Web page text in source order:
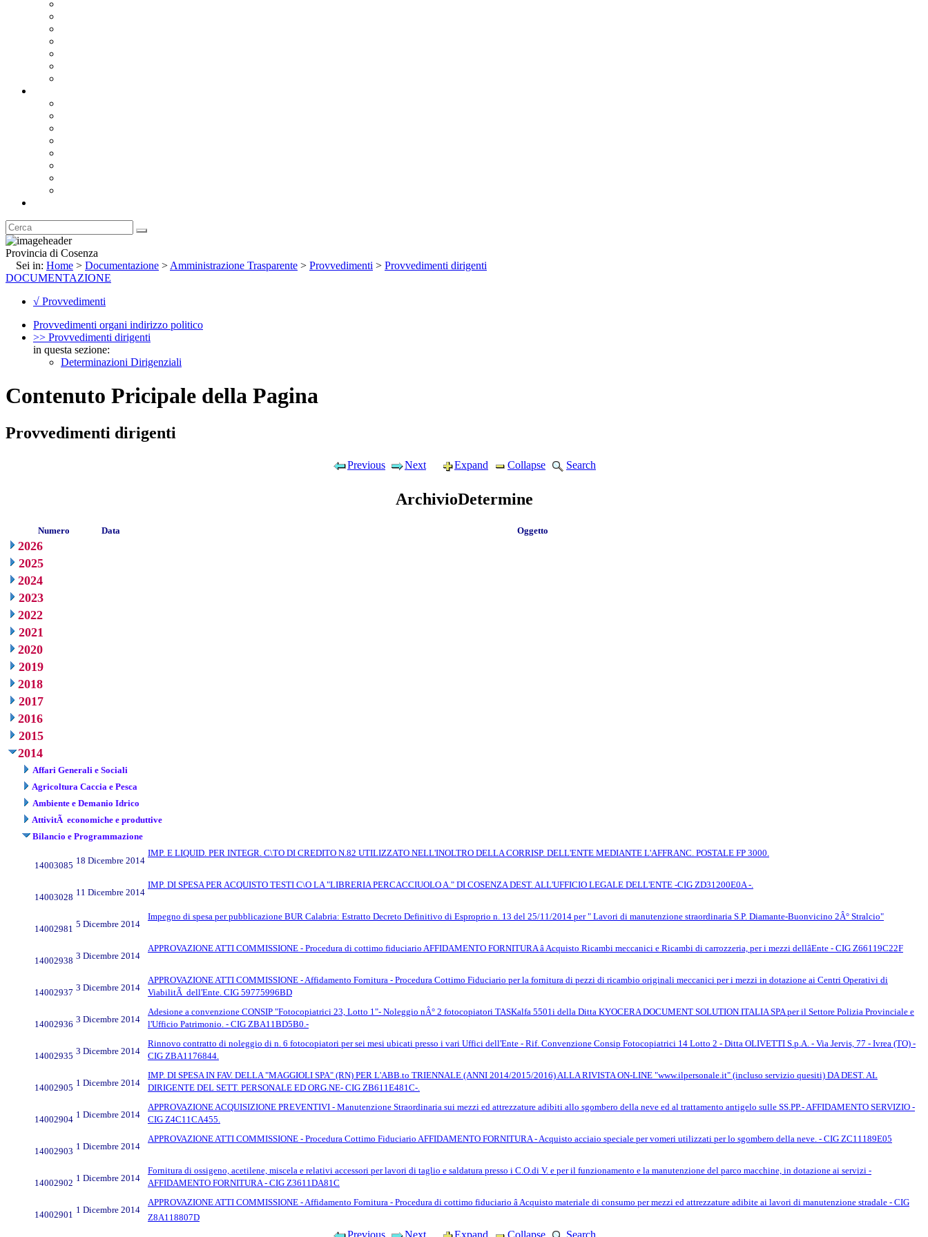
Provincia di Cosenza
Sei in: Home > Documentazione > Amministrazione Trasparente > Provvedimenti > Provvedimenti dirigenti
DOCUMENTAZIONE
√ Provvedimenti
Provvedimenti organi indirizzo politico
>> Provvedimenti dirigenti
in questa sezione:
Determinazioni Dirigenziali
Contenuto Pricipale della Pagina
Provvedimenti dirigenti
Previous Next Expand Collapse Search
ArchivioDetermine
Numero Data Oggetto
2026
2025
2024
2023
2022
2021
2020
2019
2018
2017
2016
2015
2014
Affari Generali e Sociali
Agricoltura Caccia e Pesca
Ambiente e Demanio Idrico
AttivitÃ economiche e produttive
Bilancio e Programmazione
14003085 18 Dicembre 2014
IMP. E LIQUID. PER INTEGR. C\TO DI CREDITO N.82 UTILIZZATO NELL'INOLTRO DELLA CORRISP. DELL'ENTE MEDIANTE L'AFFRANC. POSTALE FP 3000.
14003028 11 Dicembre 2014
IMP. DI SPESA PER ACQUISTO TESTI C\O LA "LIBRERIA PERCACCIUOLO A." DI COSENZA DEST. ALL'UFFICIO LEGALE DELL'ENTE -CIG ZD31200E0A -.
14002981 5 Dicembre 2014
Impegno di spesa per pubblicazione BUR Calabria: Estratto Decreto Definitivo di Esproprio n. 13 del 25/11/2014 per " Lavori di manutenzione straordinaria S.P. Diamante-Buonvicino 2Â° Stralcio"
14002938 3 Dicembre 2014
APPROVAZIONE ATTI COMMISSIONE - Procedura di cottimo fiduciario AFFIDAMENTO FORNITURA â Acquisto Ricambi meccanici e Ricambi di carrozzeria, per i mezzi dellâEnte - CIG Z66119C22F
14002937 3 Dicembre 2014
APPROVAZIONE ATTI COMMISSIONE - Affidamento Fornitura - Procedura Cottimo Fiduciario per la fornitura di pezzi di ricambio originali meccanici per i mezzi in dotazione ai Centri Operativi di
ViabilitÃ dell'Ente. CIG 59775996BD
14002936 3 Dicembre 2014
Adesione a convenzione CONSIP "Fotocopiatrici 23, Lotto 1"- Noleggio nÂ° 2 fotocopiatori TASKalfa 5501i della Ditta KYOCERA DOCUMENT SOLUTION ITALIA SPA per il Settore Polizia Provinciale e
l'Ufficio Patrimonio. - CIG ZBA11BD5B0.-
14002935 3 Dicembre 2014
Rinnovo contratto di noleggio di n. 6 fotocopiatori per sei mesi ubicati presso i vari Uffici dell'Ente - Rif. Convenzione Consip Fotocopiatrici 14 Lotto 2 - Ditta OLIVETTI S.p.A. - Via Jervis, 77 - Ivrea (TO) -
CIG ZBA1176844.
14002905 1 Dicembre 2014
IMP. DI SPESA IN FAV. DELLA "MAGGIOLI SPA" (RN) PER L'ABB.to TRIENNALE (ANNI 2014/2015/2016) ALLA RIVISTA ON-LINE "www.ilpersonale.it" (incluso servizio quesiti) DA DEST. AL
DIRIGENTE DEL SETT. PERSONALE ED ORG.NE- CIG ZB611E481C-.
14002904 1 Dicembre 2014
APPROVAZIONE ACQUISIZIONE PREVENTIVI - Manutenzione Straordinaria sui mezzi ed attrezzature adibiti allo sgombero della neve ed al trattamento antigelo sulle SS.PP.- AFFIDAMENTO SERVIZIO -
CIG Z4C11CA455.
14002903 1 Dicembre 2014
APPROVAZIONE ATTI COMMISSIONE - Procedura Cottimo Fiduciario AFFIDAMENTO FORNITURA - Acquisto acciaio speciale per vomeri utilizzati per lo sgombero della neve. - CIG ZC11189E05
14002902 1 Dicembre 2014
Fornitura di ossigeno, acetilene, miscela e relativi accessori per lavori di taglio e saldatura presso i C.O.di V. e per il funzionamento e la manutenzione del parco macchine, in dotazione ai servizi -
AFFIDAMENTO FORNITURA - CIG Z3611DA81C
14002901 1 Dicembre 2014
APPROVAZIONE ATTI COMMISSIONE - Affidamento Fornitura - Procedura di cottimo fiduciario â Acquisto materiale di consumo per mezzi ed attrezzature adibite ai lavori di manutenzione stradale - CIG
Z8A118807D